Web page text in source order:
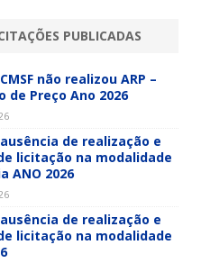
PUBLICADAS
não realizou ARP –
de Preço Ano 2026
de realização e
licitação na modalidade
ANO 2026
de realização e
licitação na modalidade